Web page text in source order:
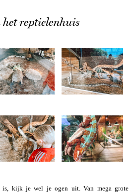
reptielenhuis
is, kijk je wel je ogen uit. Van mega grote